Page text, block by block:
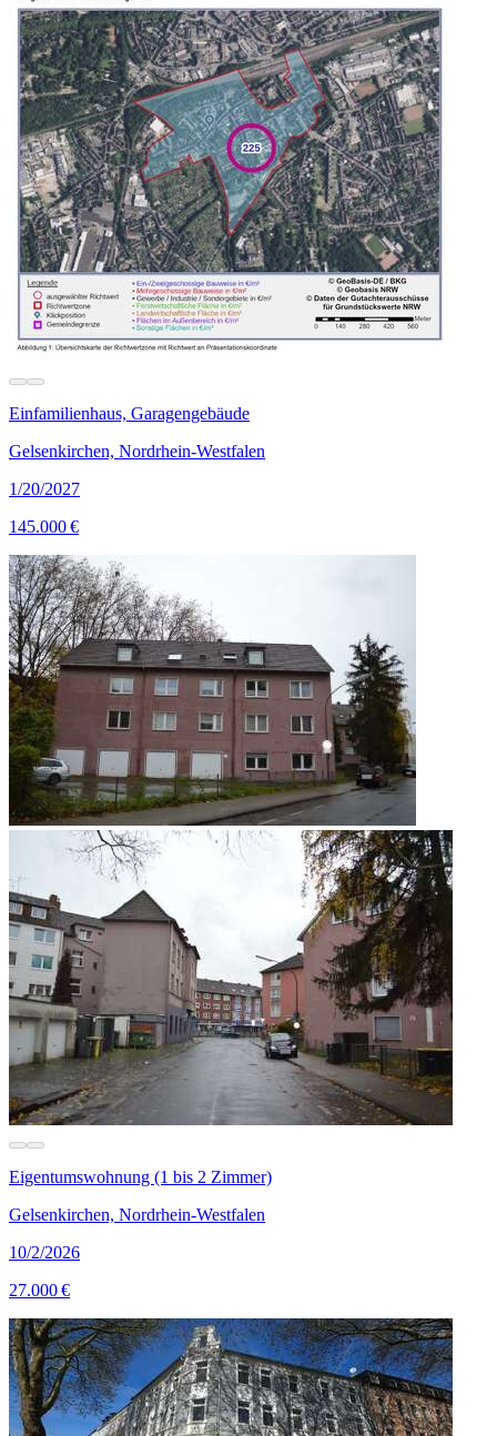
Einfamilienhaus, Garagengebäude
Gelsenkirchen, Nordrhein-Westfalen
1/20/2027
145.000 €
Eigentumswohnung (1 bis 2 Zimmer)
Gelsenkirchen, Nordrhein-Westfalen
10/2/2026
27.000 €